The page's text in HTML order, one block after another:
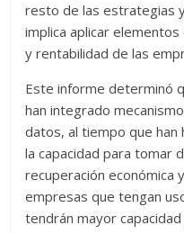
resto de las estrategias
implica aplicar
y rentabilidad de las
Este informe determinó
han integrado
datos, al tiempo que
la capacidad para tomar
recuperación económica
empresas que tengan
tendrán mayor